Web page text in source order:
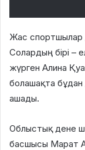
Жас спортшылар
Солардың бірі –
жүрген Алина
болашақта
ашады.
Облыстық дене
басшысы Марат